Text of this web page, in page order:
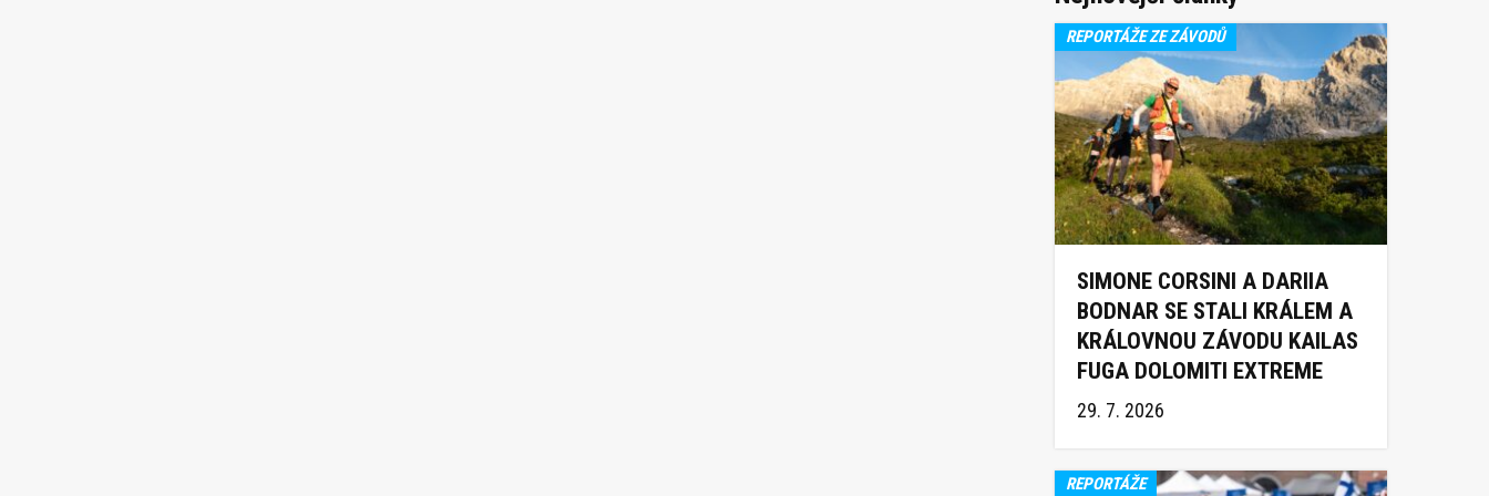
REPORTÁŽE ZE ZÁVODŮ
SIMONE CORSINI A DARIIA
BODNAR SE STALI KRÁLEM A
KRÁLOVNOU ZÁVODU KAILAS
FUGA DOLOMITI EXTREME
TRAIL 2026
29. 7. 2026
REPORTÁŽE